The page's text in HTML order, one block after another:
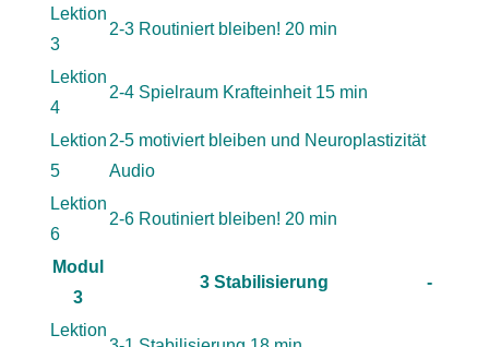
Lektion
3
2-3 Routiniert bleiben! 20 min
Lektion
4
2-4 Spielraum Krafteinheit 15 min
Lektion
5
2-5 motiviert bleiben und Neuroplastizität
Audio
Lektion
6
2-6 Routiniert bleiben! 20 min
Modul
3
3 Stabilisierung -
Lektion